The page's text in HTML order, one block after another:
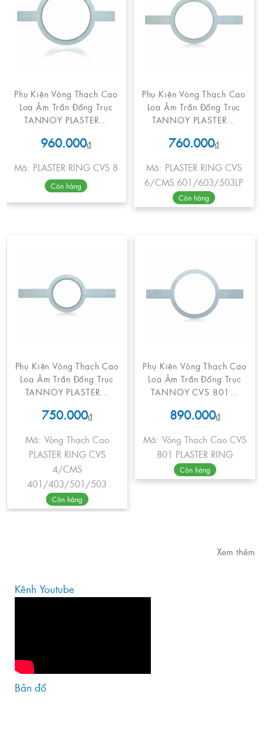
Phụ Kiện Vòng Thạch Cao
Loa Âm Trần Đồng Trục
TANNOY PLASTER...
960.000₫
Mã: PLASTER RING CVS 8
Còn hàng
Phụ Kiện Vòng Thạch Cao
Loa Âm Trần Đồng Trục
TANNOY PLASTER...
760.000₫
Mã: PLASTER RING CVS
6/CMS 601/603/503LP
Còn hàng
Phụ Kiện Vòng Thạch Cao
Loa Âm Trần Đồng Trục
TANNOY PLASTER...
750.000₫
Mã: Vòng Thạch Cao
PLASTER RING CVS
4/CMS
401/403/501/503
Còn hàng
Phụ Kiện Vòng Thạch Cao
Loa Âm Trần Đồng Trục
TANNOY CVS 801...
890.000₫
Mã: Vòng Thạch Cao CVS
801 PLASTER RING
Còn hàng
Xem thêm
Kênh Youtube
Bản đồ